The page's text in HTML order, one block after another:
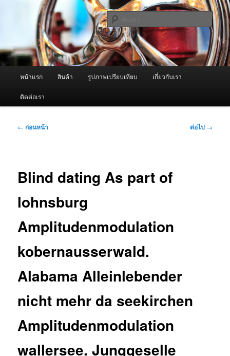
หลัก ผู้นำเข้าเครื่องพ่นหมอกควัน Best
Fogger / Fogger One และ อะไหล่
จำหน่ายเครื่องพ่นหมอกควัน คุณภาพดี บริการด้วยความจริงใจ
ค้นหา
หน้าแรก สินค้า รูปภาพเปรียบเทียบ เกี่ยวกับเรา
ติดต่อเรา
เมนู
← ก่อนหน้า ต่อไป →
Blind dating As part of
lohnsburg
Amplitudenmodulation
kobernausserwald.
Alabama Alleinlebender
nicht mehr da seekirchen
Amplitudenmodulation
wallersee. Junggeselle